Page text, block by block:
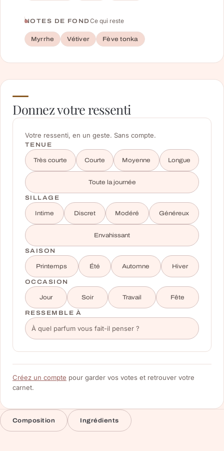
NOTES DE FONDCe qui reste
Myrrhe Vétiver Fève tonka
Donnez votre ressenti
Votre ressenti, en un geste. Sans compte.
TENUE
Très courte Courte Moyenne Longue
Toute la journée
SILLAGE
Intime Discret Modéré Généreux
Envahissant
SAISON
Printemps Été Automne Hiver
OCCASION
Jour Soir Travail Fête
RESSEMBLE À
Créez un compte pour garder vos votes et retrouver votre
carnet.
Composition Ingrédients